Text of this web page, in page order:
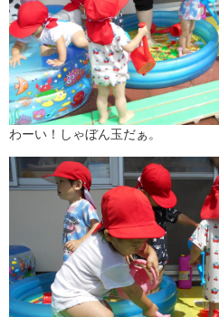
わーい！しゃぼん玉だぁ。